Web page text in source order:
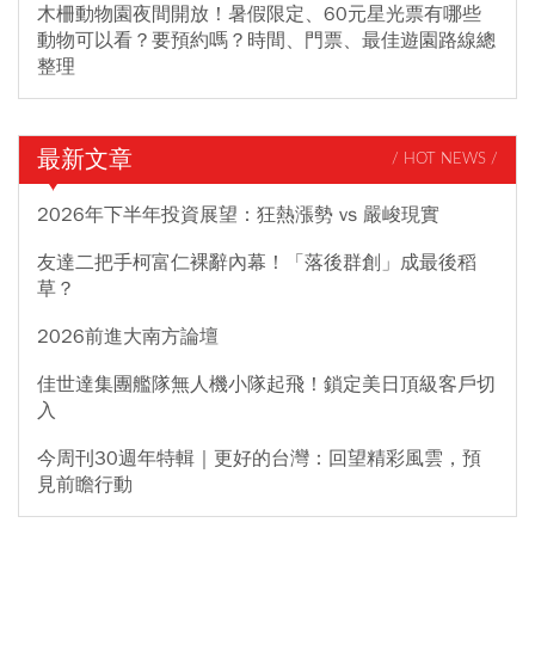
木柵動物園夜間開放！暑假限定、60元星光票有哪些
動物可以看？要預約嗎？時間、門票、最佳遊園路線總
整理
最新文章 / HOT NEWS /
2026年下半年投資展望：狂熱漲勢 vs 嚴峻現實
友達二把手柯富仁裸辭內幕！「落後群創」成最後稻
草？
2026前進大南方論壇
佳世達集團艦隊無人機小隊起飛！鎖定美日頂級客戶切
入
今周刊30週年特輯｜更好的台灣：回望精彩風雲，預
見前瞻行動